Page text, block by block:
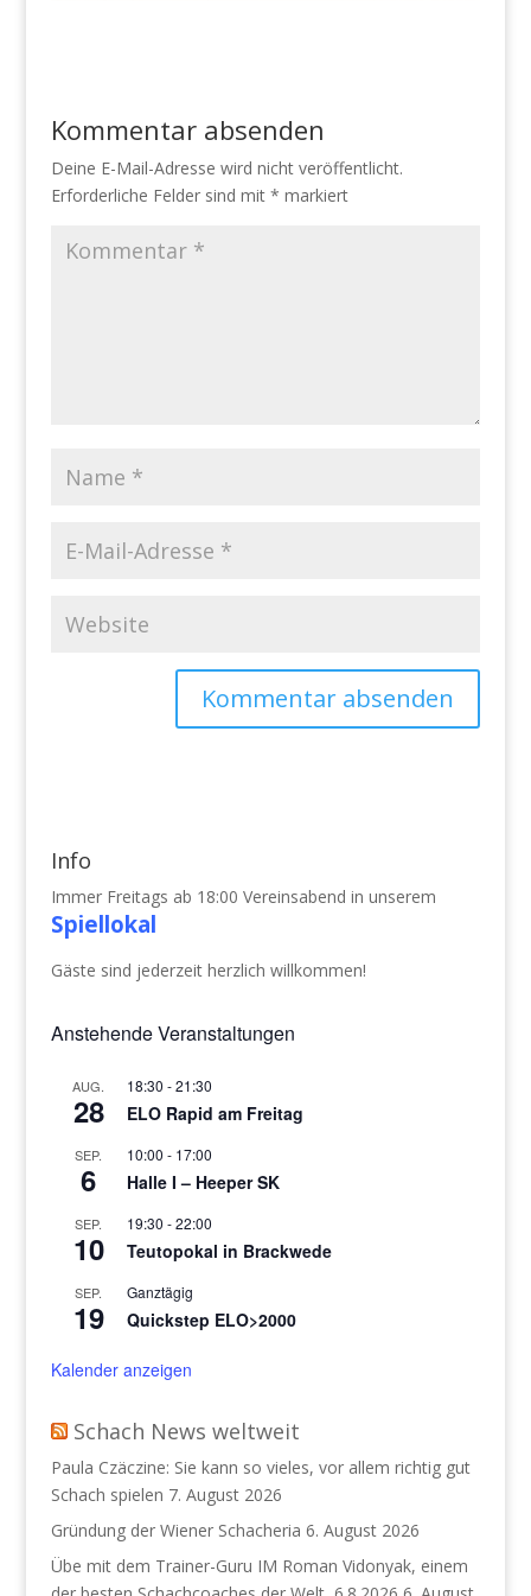
Kommentar absenden
Deine E-Mail-Adresse wird nicht veröffentlicht.
Erforderliche Felder sind mit * markiert
Info
Immer Freitags ab 18:00 Vereinsabend in unserem
Spiellokal
Gäste sind jederzeit herzlich willkommen!
Anstehende Veranstaltungen
AUG.
28
18:30 -21:30
ELO Rapid am Freitag
SEP.
6
10:00 - 17:00
Halle I – Heeper SK
SEP.
10
19:30 -22:00
Teutopokal in Brackwede
SEP.
19
Ganztägig
Quickstep ELO>2000
Kalender anzeigen
Schach News weltweit
Paula Czäczine: Sie kann so vieles, vor allem richtig gut
Schach spielen 7. August 2026
Gründung der Wiener Schacheria 6. August 2026
Übe mit dem Trainer-Guru IM Roman Vidonyak, einem